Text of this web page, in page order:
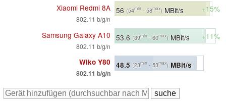
Xiaomi Redmi 8A
802.11 b/g/n
56 (54min - 58max) MBit/s +15%
Samsung Galaxy A10
802.11 b/g/n
53.6 (39min - 60max) MBit/s +11%
Wiko Y80
802.11 b/g/n
48.5 (23min - 53max)MBit/s